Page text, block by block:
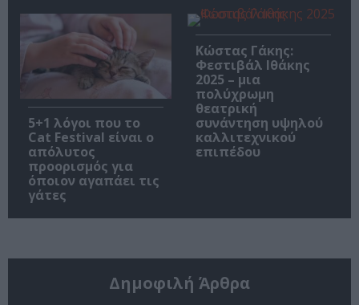
5+1 λόγοι που το
Cat Festival είναι ο
απόλυτος
προορισμός για
όποιον αγαπάει τις
γάτες
Κώστας Γάκης:
Φεστιβάλ Ιθάκης
2025 – μια
πολύχρωμη
θεατρική
συνάντηση υψηλού
καλλιτεχνικού
επιπέδου
Δημοφιλή Άρθρα